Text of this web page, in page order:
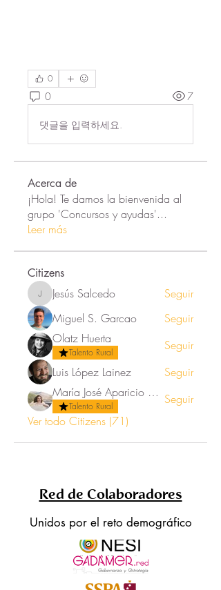
0
0 7
댓글을 입력하세요.
Acerca de
¡Hola! Te damos la bienvenida al
grupo 'Concursos y ayudas'...
Leer más
Citizens
Jesús Salcedo
Jesús Salcedo
Seguir
Miguel S. Garcao
Seguir
Olatz Huerta
Talento Rural
Seguir
Luis López Lainez
Seguir
María José Aparicio Ortega
Talento Rural
Seguir
Ver todo Citizens (71)
Red de Colaboradores
Unidos por el reto demográfico